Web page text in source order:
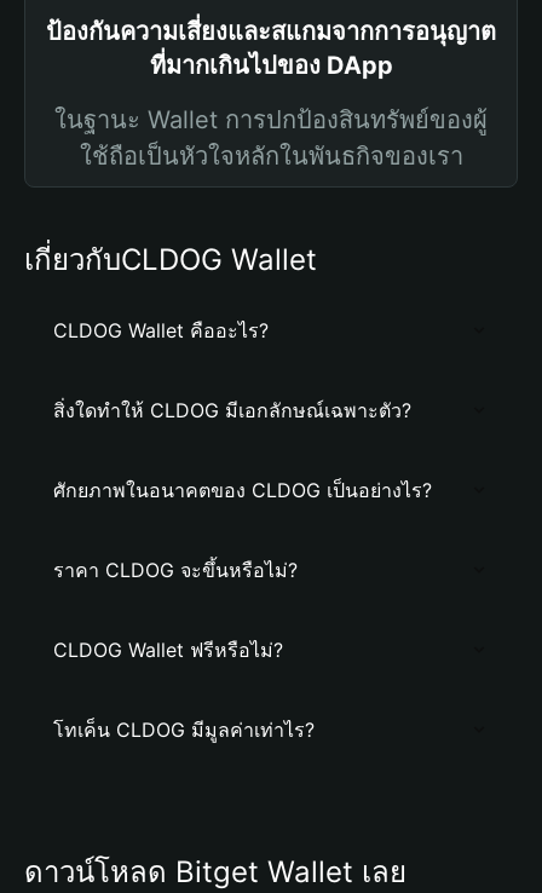
ป้องกันความเสี่ยงและสแกมจากการอนุญาต
ที่มากเกินไปของ DApp
ในฐานะ Wallet การปกป้องสินทรัพย์ของผู้
ใช้ถือเป็นหัวใจหลักในพันธกิจของเรา
เกี่ยวกับCLDOG Wallet
CLDOG Wallet คืออะไร?
สิ่งใดทำให้ CLDOG มีเอกลักษณ์เฉพาะตัว?
ศักยภาพในอนาคตของ CLDOG เป็นอย่างไร?
ราคา CLDOG จะขึ้นหรือไม่?
CLDOG Wallet ฟรีหรือไม่?
โทเค็น CLDOG มีมูลค่าเท่าไร?
ดาวน์โหลด Bitget Wallet เลย